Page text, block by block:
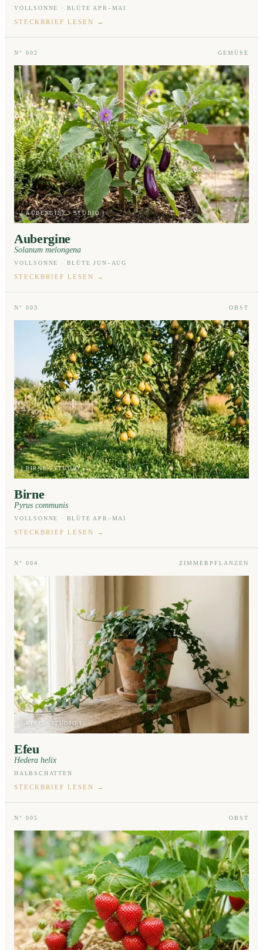
VOLLSONNE · BLÜTE APR–MAI
STECKBRIEF LESEN →
N° 002 GEMÜSE
[ AUBERGINE · STUDIO ]
Aubergine
Solanum melongena
VOLLSONNE · BLÜTE JUN–AUG
STECKBRIEF LESEN →
N° 003 OBST
[ BIRNE · STUDIO ]
Birne
Pyrus communis
VOLLSONNE · BLÜTE APR–MAI
STECKBRIEF LESEN →
N° 004 ZIMMERPFLANZEN
[ EFEU · STUDIO ]
Efeu
Hedera helix
HALBSCHATTEN
STECKBRIEF LESEN →
N° 005 OBST